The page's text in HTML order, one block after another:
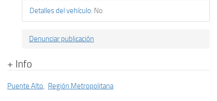
Detalles del vehículo: No
Denunciar publicación
+ Info
Puente Alto, Región Metropolitana